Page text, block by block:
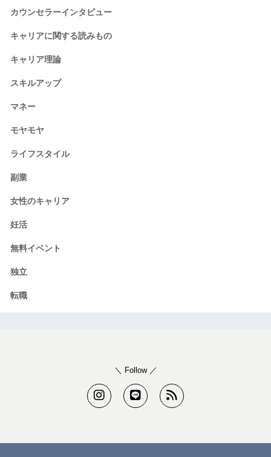
カウンセラーインタビュー
キャリアに関する読みもの
キャリア理論
スキルアップ
マネー
モヤモヤ
ライフスタイル
副業
女性のキャリア
妊活
無料イベント
独立
転職
＼ Follow ／